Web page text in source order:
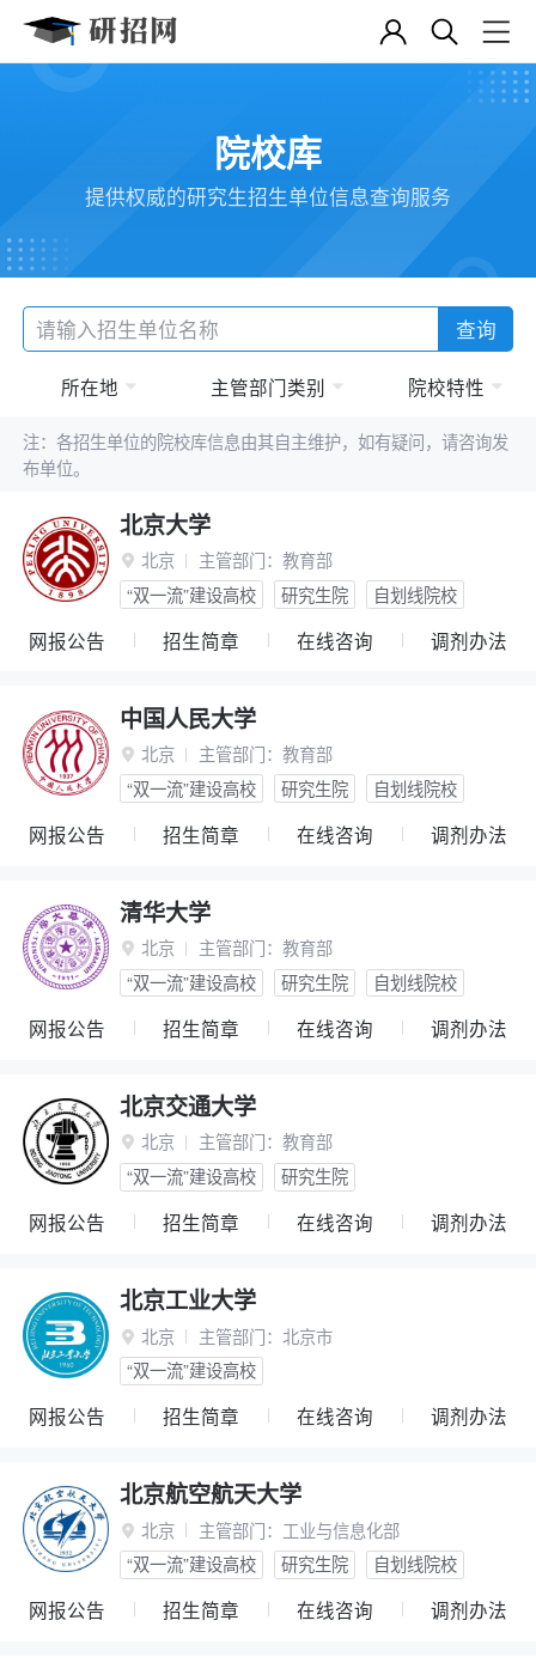
院校库
提供权威的研究生招生单位信息查询服务
查询
所在地 主管部门类别 院校特性
注：各招生单位的院校库信息由其自主维护，如有疑问，请咨询发
布单位。
北京大学
 北京 主管部门： 教育部
“双一流”建设高校
研究生院 自划线院校
网报公告 招生简章 在线咨询 调剂办法
中国人民大学
 北京 主管部门： 教育部
“双一流”建设高校
研究生院 自划线院校
网报公告 招生简章 在线咨询 调剂办法
清华大学
 北京 主管部门： 教育部
“双一流”建设高校
研究生院 自划线院校
网报公告 招生简章 在线咨询 调剂办法
北京交通大学
 北京 主管部门： 教育部
“双一流”建设高校
研究生院
网报公告 招生简章 在线咨询 调剂办法
北京工业大学
 北京 主管部门： 北京市
“双一流”建设高校
网报公告 招生简章 在线咨询 调剂办法
北京航空航天大学
 北京 主管部门： 工业与信息化部
“双一流”建设高校
研究生院 自划线院校
网报公告 招生简章 在线咨询 调剂办法